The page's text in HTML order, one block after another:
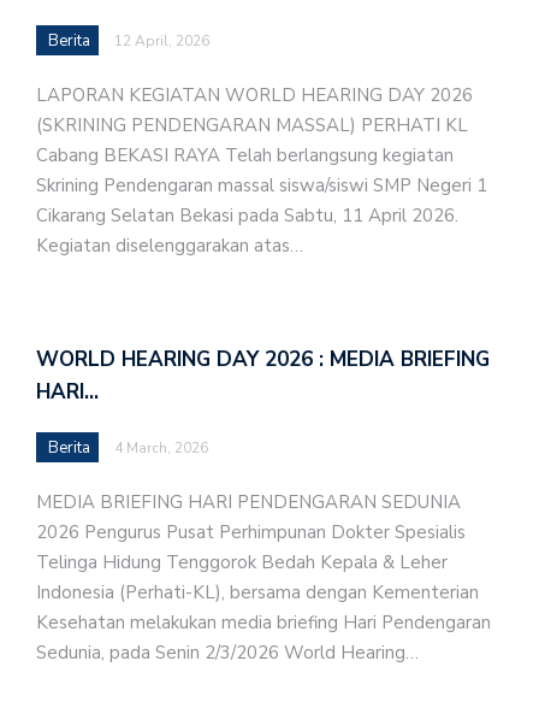
Berita 12 April, 2026
LAPORAN KEGIATAN WORLD HEARING DAY 2026
(SKRINING PENDENGARAN MASSAL) PERHATI KL
Cabang BEKASI RAYA Telah berlangsung kegiatan
Skrining Pendengaran massal siswa/siswi SMP Negeri 1
Cikarang Selatan Bekasi pada Sabtu, 11 April 2026.
Kegiatan diselenggarakan atas…
WORLD HEARING DAY 2026 : MEDIA BRIEFING
HARI…
Berita 4 March, 2026
MEDIA BRIEFING HARI PENDENGARAN SEDUNIA
2026 Pengurus Pusat Perhimpunan Dokter Spesialis
Telinga Hidung Tenggorok Bedah Kepala & Leher
Indonesia (Perhati-KL), bersama dengan Kementerian
Kesehatan melakukan media briefing Hari Pendengaran
Sedunia, pada Senin 2/3/2026 World Hearing…